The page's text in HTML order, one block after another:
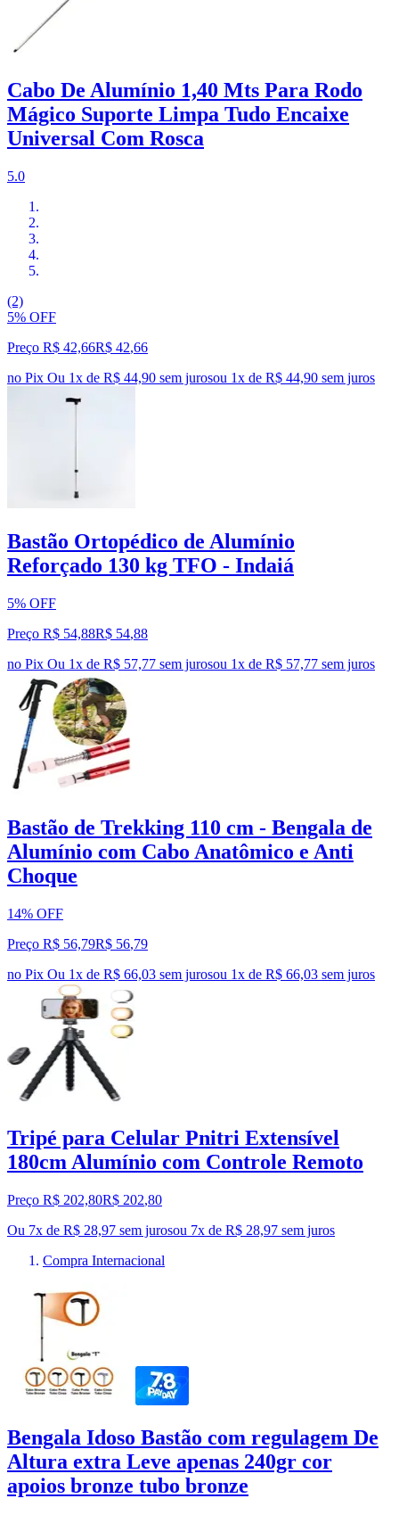
Cabo De Alumínio 1,40 Mts Para Rodo
Mágico Suporte Limpa Tudo Encaixe
Universal Com Rosca
5.0
(2)
5% OFF
Preço R$ 42,66R$ 42,66
no Pix Ou 1x de R$ 44,90 sem jurosou 1x de R$ 44,90 sem juros
Bastão Ortopédico de Alumínio
Reforçado 130 kg TFO - Indaiá
5% OFF
Preço R$ 54,88R$ 54,88
no Pix Ou 1x de R$ 57,77 sem jurosou 1x de R$ 57,77 sem juros
Bastão de Trekking 110 cm - Bengala de
Alumínio com Cabo Anatômico e Anti
Choque
14% OFF
Preço R$ 56,79R$ 56,79
no Pix Ou 1x de R$ 66,03 sem jurosou 1x de R$ 66,03 sem juros
Tripé para Celular Pnitri Extensível
180cm Alumínio com Controle Remoto
Preço R$ 202,80R$ 202,80
Ou 7x de R$ 28,97 sem jurosou 7x de R$ 28,97 sem juros
Compra Internacional
Bengala Idoso Bastão com regulagem De
Altura extra Leve apenas 240gr cor
apoios bronze tubo bronze